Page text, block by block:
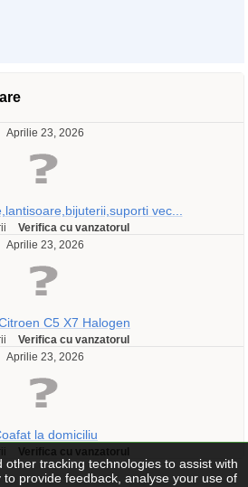
Aprilie 23, 2026
vec...
Verifica cu vanzatorul
Aprilie 23, 2026
C5 X7 Halogen
Verifica cu vanzatorul
Aprilie 23, 2026
la domiciliu
Verifica cu vanzatorul
other tracking technologies to assist with
provide feedback, analyse your use of